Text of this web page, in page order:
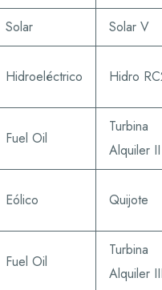
Solar Solar V
Hidroeléctrico Hidro
Fuel Oil
Turbina
Alquiler II
Eólico Quijote
Fuel Oil
Turbina
Alquiler